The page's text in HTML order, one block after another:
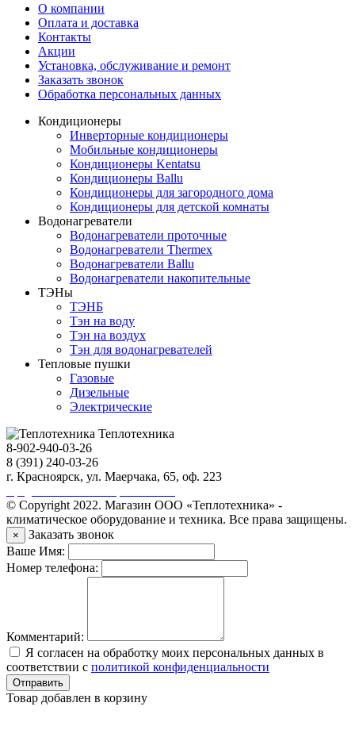
О компании
Оплата и доставка
Контакты
Акции
Установка, обслуживание и ремонт
Заказать звонок
Обработка персональных данных
Кондиционеры
Инверторные кондиционеры
Мобильные кондиционеры
Кондиционеры Kentatsu
Кондиционеры Ballu
Кондиционеры для загородного дома
Кондиционеры для детской комнаты
Водонагреватели
Водонагреватели проточные
Водонагреватели Thermex
Водонагреватели Ballu
Водонагреватели накопительные
ТЭНы
ТЭНБ
Тэн на воду
Тэн на воздух
Тэн для водонагревателей
Тепловые пушки
Газовые
Дизельные
Электрические
Теплотехника
8-902-940-03-26
8 (391) 240-03-26
г. Красноярск, ул. Маерчака, 65, оф. 223
© Copyright 2022. Магазин ООО «Теплотехника» -
климатическое оборудование и техника. Все права защищены.
×
Заказать звонок
Ваше Имя:
Номер телефона:
Комментарий:
Я согласен на обработку моих персональных данных в
соответствии с политикой конфиденциальности
Отправить
Товар добавлен в корзину